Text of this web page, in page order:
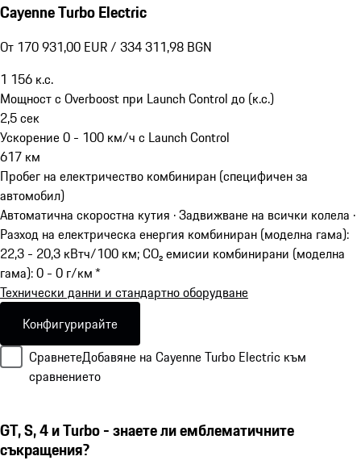
Cayenne Turbo Electric
От 170 931,00 EUR / 334 311,98 BGN
1 156 к.с.
Мощност с Overboost при Launch Control до (к.с.)
2,5сек
Ускорение 0 - 100 км/ч с Launch Control
617 км
Пробег на електричество комбиниран (специфичен за
автомобил)
Автоматична скоростна кутия · Задвижване на всички колела ·
Разход на електрическа енергия комбиниран (моделна гама):
22,3 - 20,3 кВтч/100 км; CO₂ емисии комбинирани (моделна
гама): 0 - 0 г/км *
Технически данни и стандартно оборудване
Конфигурирайте
СравнетеДобавяне на Cayenne Turbo Electric към
сравнението
GT, S, 4 и Turbo - знаете ли емблематичните
съкращения?